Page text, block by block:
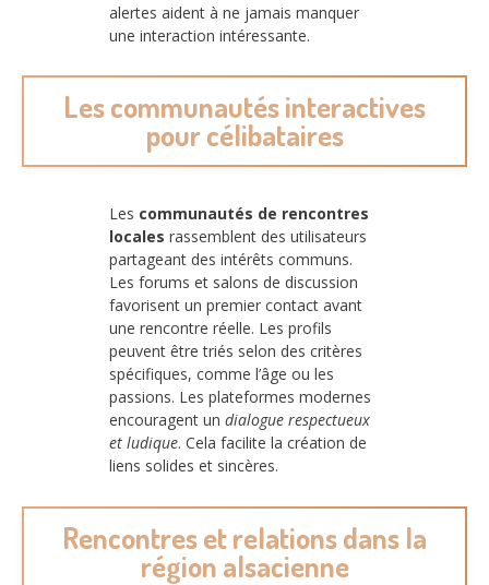
alertes aident à ne jamais manquer
une interaction intéressante.
Les communautés interactives
pour célibataires
Les communautés de rencontres
locales rassemblent des utilisateurs
partageant des intérêts communs.
Les forums et salons de discussion
favorisent un premier contact avant
une rencontre réelle. Les profils
peuvent être triés selon des critères
spécifiques, comme l’âge ou les
passions. Les plateformes modernes
encouragent un dialogue respectueux
et ludique. Cela facilite la création de
liens solides et sincères.
Rencontres et relations dans la
région alsacienne